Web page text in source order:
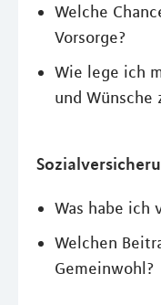
Welche
Vorsorge?
Wie lege ich
und Wünsche
Was habe ich
Welchen
Gemeinwohl?